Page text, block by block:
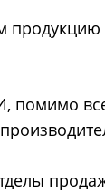
помимо